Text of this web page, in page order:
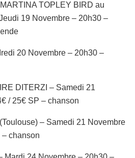
TOPLEY BIRD au
19 Novembre – 20h30 –
20 Novembre – 20h30 –
DITERZI – Samedi 21
/ 25€ SP – chanson
– Samedi 21 Novembre
chanson